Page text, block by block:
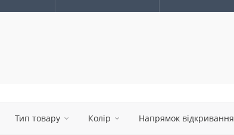
Тип товару Колір Напрямок відкривання